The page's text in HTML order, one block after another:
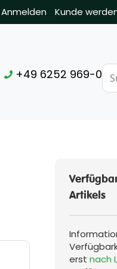
Kunde
Anmelden
+49 6252 969-0
Artikels
erstnach